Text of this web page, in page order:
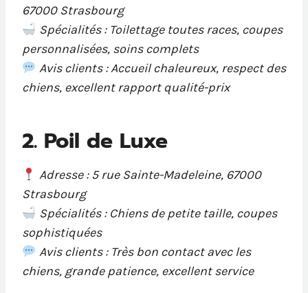
67000 Strasbourg
Spécialités : Toilettage toutes races, coupes
personnalisées, soins complets
Avis clients : Accueil chaleureux, respect des
chiens, excellent rapport qualité-prix
2. Poil de Luxe
Adresse : 5 rue Sainte-Madeleine, 67000
Strasbourg
Spécialités : Chiens de petite taille, coupes
sophistiquées
Avis clients : Très bon contact avec les
chiens, grande patience, excellent service